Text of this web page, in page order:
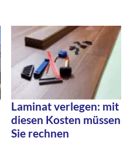
Laminat verlegen: mit
diesen Kosten müssen
Sie rechnen